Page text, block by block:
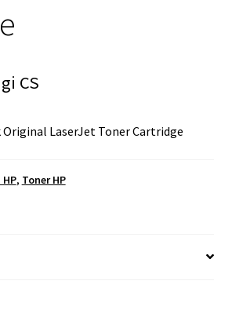
CS
Original LaserJet Toner Cartridge
, Toner HP